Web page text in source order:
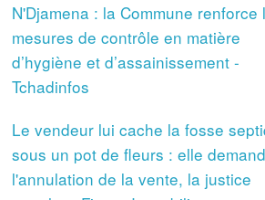
N'Djamena : la Commune renforce
mesures de contrôle en matière
d’hygiène et d’assainissement -
Tchadinfos
Le vendeur lui cache la fosse
sous un pot de fleurs : elle
l'annulation de la vente, la justice